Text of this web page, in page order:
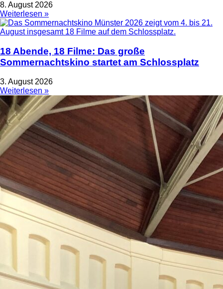
8. August 2026
Weiterlesen »
18 Abende, 18 Filme: Das große
Sommernachtskino startet am Schlossplatz
3. August 2026
Weiterlesen »